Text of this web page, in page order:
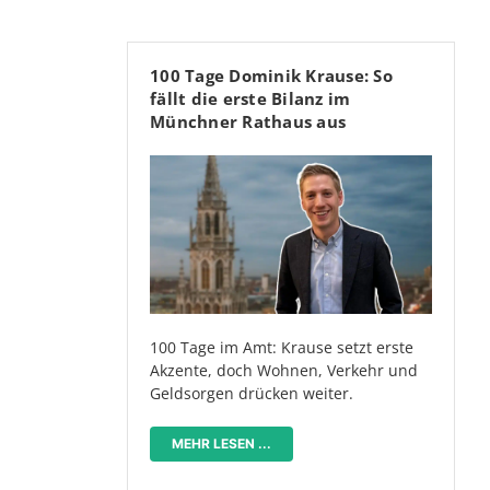
100 Tage Dominik Krause: So
fällt die erste Bilanz im
Münchner Rathaus aus
100 Tage im Amt: Krause setzt erste
Akzente, doch Wohnen, Verkehr und
Geldsorgen drücken weiter.
MEHR LESEN ...